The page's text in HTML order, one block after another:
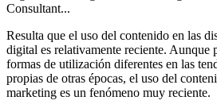
Consultant...
Resulta que el uso del contenido en las
digital es relativamente reciente. Aunque
formas de utilización diferentes en las
propias de otras épocas, el uso del
marketing es un fenómeno muy reciente.